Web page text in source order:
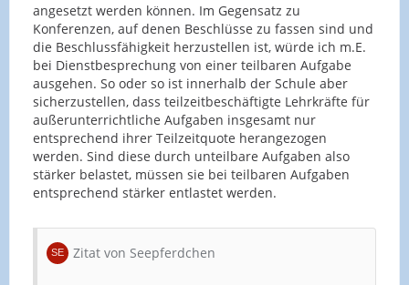
angesetzt werden können. Im Gegensatz zu
Konferenzen, auf denen Beschlüsse zu fassen sind und
die Beschlussfähigkeit herzustellen ist, würde ich m.E.
bei Dienstbesprechung von einer teilbaren Aufgabe
ausgehen. So oder so ist innerhalb der Schule aber
sicherzustellen, dass teilzeitbeschäftigte Lehrkräfte für
außerunterrichtliche Aufgaben insgesamt nur
entsprechend ihrer Teilzeitquote herangezogen
werden. Sind diese durch unteilbare Aufgaben also
stärker belastet, müssen sie bei teilbaren Aufgaben
entsprechend stärker entlastet werden.
Zitat von Seepferdchen